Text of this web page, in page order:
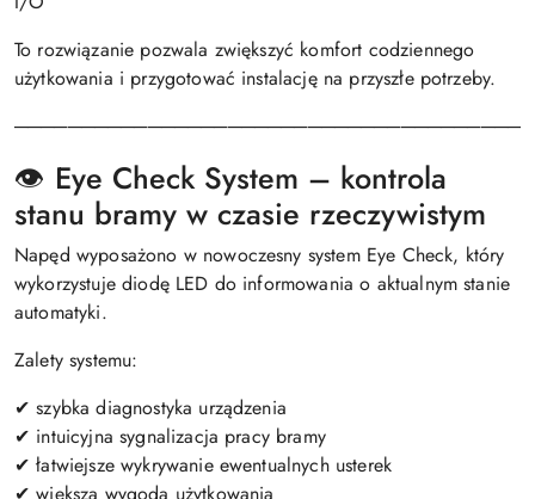
To rozwiązanie pozwala zwiększyć komfort codziennego
użytkowania i przygotować instalację na przyszłe potrzeby.
👁️ Eye Check System – kontrola
stanu bramy w czasie rzeczywistym
Napęd wyposażono w nowoczesny system Eye Check, który
wykorzystuje diodę LED do informowania o aktualnym stanie
automatyki.
Zalety systemu:
✔ szybka diagnostyka urządzenia
✔ intuicyjna sygnalizacja pracy bramy
✔ łatwiejsze wykrywanie ewentualnych usterek